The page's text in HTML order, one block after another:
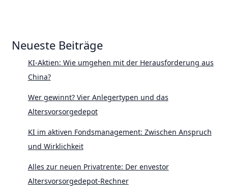
Neueste Beiträge
KI-Aktien: Wie umgehen mit der Herausforderung aus
China?
Wer gewinnt? Vier Anlegertypen und das
Altersvorsorgedepot
KI im aktiven Fondsmanagement: Zwischen Anspruch
und Wirklichkeit
Alles zur neuen Privatrente: Der envestor
Altersvorsorgedepot-Rechner